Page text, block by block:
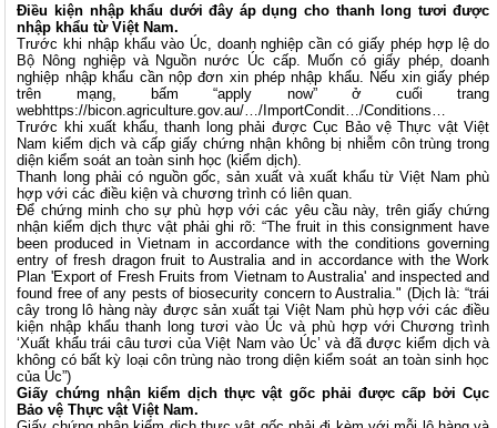
Điều kiện nhập khẩu dưới đây áp dụng cho thanh long tươi được
nhập khẩu từ Việt Nam.
Trước khi nhập khẩu vào Úc, doanh nghiệp cần có giấy phép hợp lệ do
Bộ Nông nghiệp và Nguồn nước Úc cấp. Muốn có giấy phép, doanh
nghiệp nhập khẩu cần nộp đơn xin phép nhập khẩu. Nếu xin giấy phép
trên mạng, bấm “apply now” ở cuối trang
webhttps://bicon.agriculture.gov.au/…/ImportCondit…/Conditions…
Trước khi xuất khẩu, thanh long phải được Cục Bảo vệ Thực vật Việt
Nam kiểm dịch và cấp giấy chứng nhận không bị nhiễm côn trùng trong
diện kiểm soát an toàn sinh học (kiểm dịch).
Thanh long phải có nguồn gốc, sản xuất và xuất khẩu từ Việt Nam phù
hợp với các điều kiện và chương trình có liên quan.
Để chứng minh cho sự phù hợp với các yêu cầu này, trên giấy chứng
nhận kiểm dịch thực vật phải ghi rõ: “The fruit in this consignment have
been produced in Vietnam in accordance with the conditions governing
entry of fresh dragon fruit to Australia and in accordance with the Work
Plan 'Export of Fresh Fruits from Vietnam to Australia' and inspected and
found free of any pests of biosecurity concern to Australia." (Dịch là: “trái
cây trong lô hàng này được sản xuất tại Việt Nam phù hợp với các điều
kiện nhập khẩu thanh long tươi vào Úc và phù hợp với Chương trình
‘Xuất khẩu trái câu tươi của Việt Nam vào Úc’ và đã được kiểm dịch và
không có bất kỳ loại côn trùng nào trong diện kiểm soát an toàn sinh học
của Úc”)
Giấy chứng nhận kiểm dịch thực vật gốc phải được cấp bởi Cục
Bảo vệ Thực vật Việt Nam.